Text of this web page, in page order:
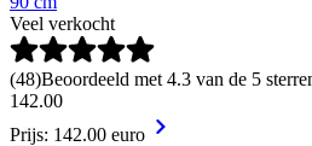
Veel verkocht
(48)Beoordeeld met 4.3 van de 5
142.00
Prijs: 142.00 euro